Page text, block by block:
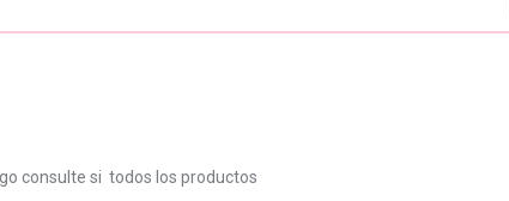
consulte si todos los productos